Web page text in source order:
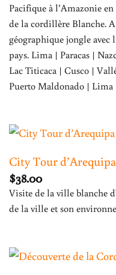
Pacifique à l’Amazonie
de la cordillère Blanche.
géographique jongle avec
pays. Lima | Paracas |
Lac Titicaca | Cusco |
Puerto Maldonado | Lima
City Tour
$38.00
Visite de la ville blanche
de la ville et son